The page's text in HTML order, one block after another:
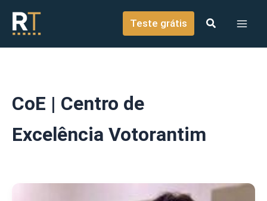
conteúdo
Teste grátis
CoE | Centro de
Excelência Votorantim